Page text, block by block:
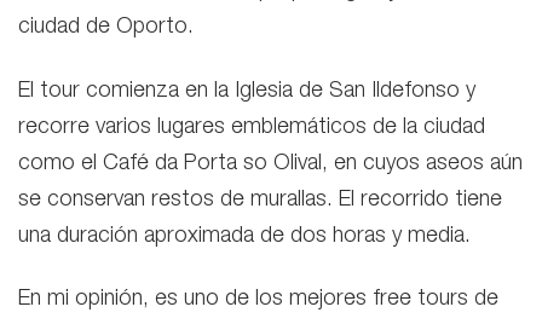
ciudad de Oporto.
El tour comienza en la Iglesia de San Ildefonso y
recorre varios lugares emblemáticos de la ciudad
como el Café da Porta so Olival, en cuyos aseos aún
se conservan restos de murallas. El recorrido tiene
una duración aproximada de dos horas y media.
En mi opinión, es uno de los mejores free tours de